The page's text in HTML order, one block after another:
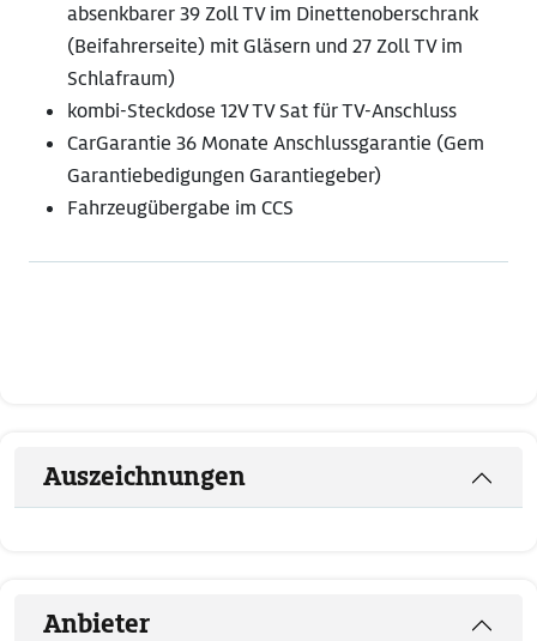
absenkbarer 39 Zoll TV im Dinettenoberschrank
(Beifahrerseite) mit Gläsern und 27 Zoll TV im
Schlafraum)
kombi-Steckdose 12V TV Sat für TV-Anschluss
CarGarantie 36 Monate Anschlussgarantie (Gem
Garantiebedigungen Garantiegeber)
Fahrzeugübergabe im CCS
Auszeichnungen
Anbieter